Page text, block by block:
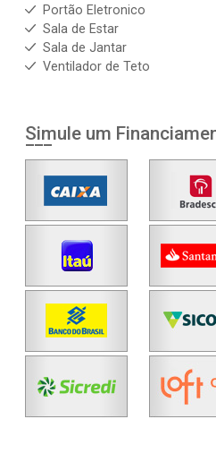
Portão Eletronico
Sala de Estar
Sala de Jantar
Ventilador de Teto
Simule um